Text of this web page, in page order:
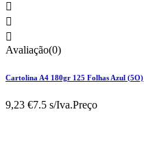



Avaliação(0)
Cartolina A4 180gr 125 Folhas Azul (5O)
9,23 €7.5 s/Iva.Preço